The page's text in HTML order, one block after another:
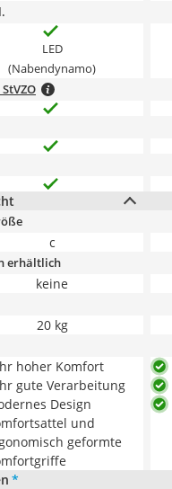
LED
(Nabendynamo)
c
erhältlich
keine
20 kg
hoher Komfort
gute Verarbeitung
Design
und
geformte
*